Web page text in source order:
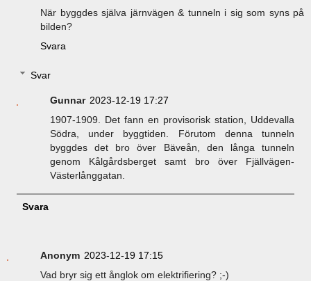
När byggdes själva järnvägen & tunneln i sig som syns på
bilden?
Svara
Svar
Gunnar 2023-12-19 17:27
1907-1909. Det fann en provisorisk station, Uddevalla
Södra, under byggtiden. Förutom denna tunneln
byggdes det bro över Bäveån, den långa tunneln
genom Kålgårdsberget samt bro över Fjällvägen-
Västerlånggatan.
Svara
Anonym 2023-12-19 17:15
Vad bryr sig ett ånglok om elektrifiering? ;-)